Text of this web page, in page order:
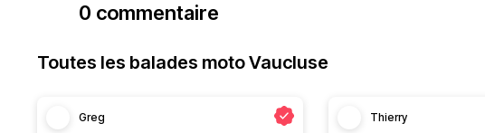
0 commentaire
Toutes les balades moto Vaucluse
Greg Thierry